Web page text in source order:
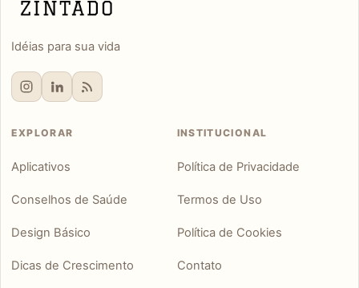
Idéias para sua vida
EXPLORAR
Aplicativos
Conselhos de Saúde
Design Básico
Dicas de Crescimento
INSTITUCIONAL
Política de Privacidade
Termos de Uso
Política de Cookies
Contato